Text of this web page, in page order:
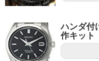
ハンダ付
作キット